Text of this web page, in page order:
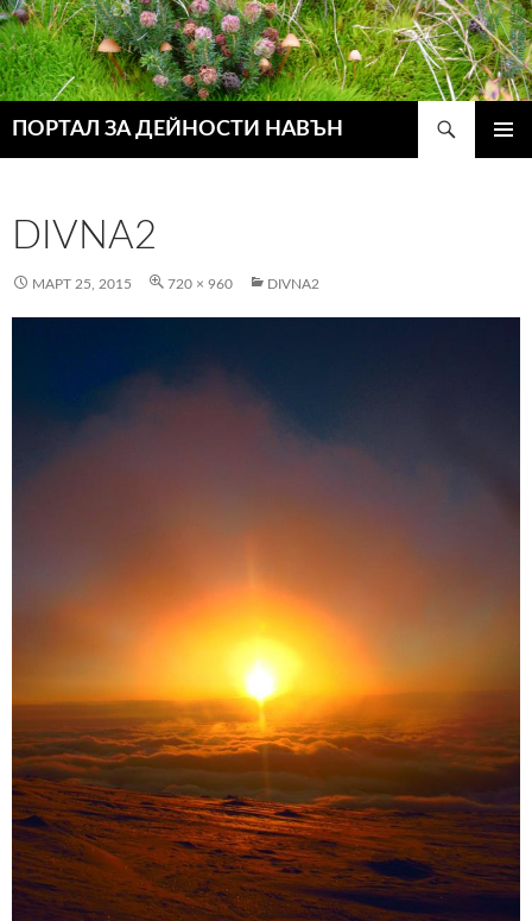
ПОРТАЛ ЗА ДЕЙНОСТИ НАВЪН
DIVNA2
МАРТ 25, 2015 720 × 960 DIVNA2